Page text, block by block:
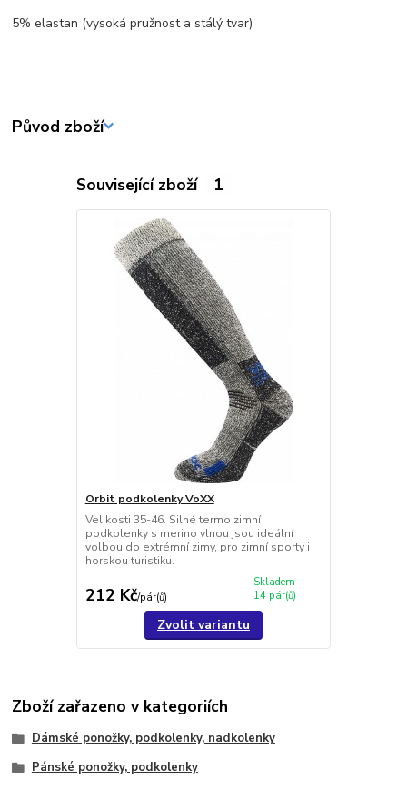
5% elastan (vysoká pružnost a stálý tvar)
Původ zboží
Související zboží 1
Orbit podkolenky VoXX
Velikosti 35-46. Silné termo zimní
podkolenky s merino vlnou jsou ideální
volbou do extrémní zimy, pro zimní sporty i
horskou turistiku.
212 Kč/pár(ů)
Skladem
14 pár(ů)
Zvolit variantu
Zboží zařazeno v kategoriích
Dámské ponožky, podkolenky, nadkolenky
Pánské ponožky, podkolenky